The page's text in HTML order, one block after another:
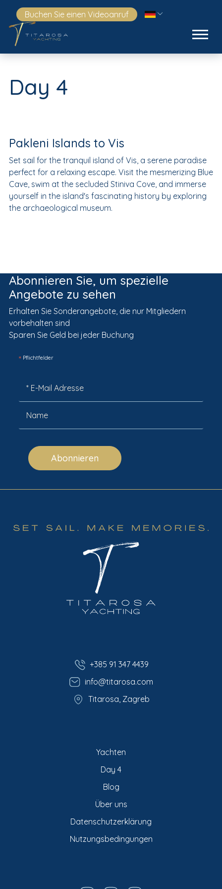
Buchen Sie einen Videoanruf
Day 4
Pakleni Islands to Vis
Set sail for the tranquil island of Vis, a serene paradise
perfect for a relaxing escape. Visit the mesmerizing Blue
Cave, swim at the secluded Stiniva Cove, and immerse
yourself in the island's fascinating history by exploring
the archaeological museum.
Abonnieren Sie, um spezielle
Angebote zu sehen
Erhalten Sie Sonderangebote, die nur Mitgliedern
vorbehalten sind
Sparen Sie Geld bei jeder Buchung
*Pflichtfelder
Abonnieren
+385 91 347 4439
info@titarosa.com
Titarosa, Zagreb
Yachten
Day 4
Blog
Über uns
Datenschutzerklärung
Nutzungsbedingungen